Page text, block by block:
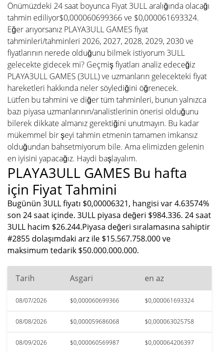
Önümüzdeki 24 saat boyunca Fiyat 3ULL aralığında olacağı
tahmin ediliyor$0,000060699366 ve $0,000061693324.
Eğer arıyorsanız PLAYA3ULL GAMES fiyat
tahminleri/tahminleri 2026, 2027, 2028, 2029, 2030 ve
fiyatlarının nerede olduğunu bilmek istiyorum 3ULL
gelecekte gidecek mi? Geçmiş fiyatları analiz edeceğiz
PLAYA3ULL GAMES (3ULL) ve uzmanların gelecekteki fiyat
hareketleri hakkında neler söylediğini öğrenecek.
Lütfen bu tahmini ve diğer tüm tahminleri, bunun yalnızca
bazı piyasa uzmanlarının/analistlerinin önerisi olduğunu
bilerek dikkate almanız gerektiğini unutmayın. Bu kadar
mükemmel bir şeyi tahmin etmenin tamamen imkansız
olduğundan bahsetmiyorum bile. Ama elimizden gelenin
en iyisini yapacağız. Haydi başlayalım.
PLAYA3ULL GAMES Bu hafta
için Fiyat Tahmini
Bugünün 3ULL fiyatı $0,00006321, hangisi var 4.63574%
son 24 saat içinde. 3ULL piyasa değeri $984.336. 24 saat
3ULL hacim $26.244.Piyasa değeri sıralamasına sahiptir
#2855 dolaşımdaki arz ile $15.567.758.000 ve
maksimum tedarik $50.000.000.000.
Tarih Asgari en az
08/07/2026 $0,000060699366 $0,000061693324
08/08/2026 $0,000059686068 $0,000063025758
08/09/2026 $0,000060569987 $0,000064206397